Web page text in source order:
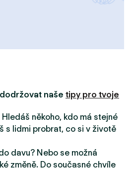
naše tipy pro tvoje
někoho, kdo má stejné
s lidmi probrat, co si v životě
davu? Nebo se možná
změně. Do současné chvíle